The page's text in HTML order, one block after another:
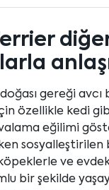
gereği
özellikle kedi
eğilimi
sosyalleştirilen
ve
bir şekilde